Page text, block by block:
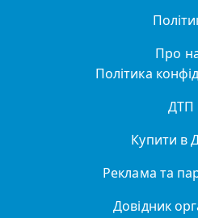
Про
Політика
ДТП
Купити в
Реклама та
Довідник